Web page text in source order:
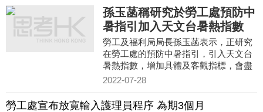
孫玉菡稱研究於勞工處預防中
暑指引加入天文台暑熱指數
勞工及福利局局長孫玉菡表示，正研究
在勞工處的預防中暑指引，引入天文台
暑熱指數，增加具體及客觀指標，會盡
快與持份者討論。
2022-07-28
勞工處宣布放寛輸入護理員程序 為期3個月